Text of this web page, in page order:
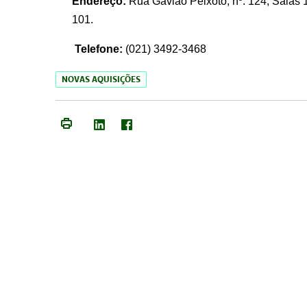
101.
Telefone: (021) 3492-3468
NOVAS AQUISIÇÕES